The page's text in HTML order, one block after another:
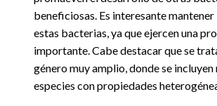
beneficiosas. Es interesante mantener
estas bacterias, ya que ejercen una
importante. Cabe destacar que se
género muy amplio, donde se incluyen
especies con propiedades